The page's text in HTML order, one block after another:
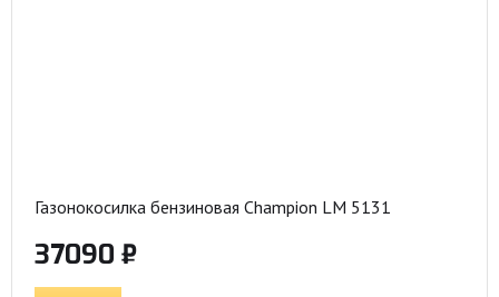
Газонокосилка бензиновая Champion LM 5131
37090 ₽